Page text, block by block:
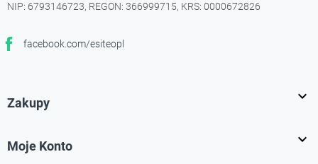
NIP: 6793146723, REGON: 366999715, KRS: 0000672826
facebook.com/esiteopl
Facebook
Zakupy 
Moje Konto 